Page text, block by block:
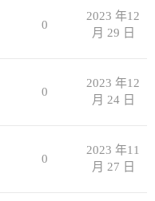
0
2023 年12
月 29 日
0
2023 年12
月 24 日
0
2023 年11
月 27 日